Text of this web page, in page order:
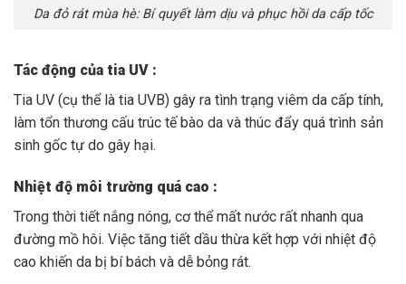
Da đỏ rát mùa hè: Bí quyết làm dịu và phục hồi da cấp tốc
Tác động của tia UV :
Tia UV (cụ thể là tia UVB) gây ra tình trạng viêm da cấp tính,
làm tổn thương cấu trúc tế bào da và thúc đẩy quá trình sản
sinh gốc tự do gây hại.
Nhiệt độ môi trường quá cao :
Trong thời tiết nắng nóng, cơ thể mất nước rất nhanh qua
đường mồ hôi. Việc tăng tiết dầu thừa kết hợp với nhiệt độ
cao khiến da bị bí bách và dễ bỏng rát.